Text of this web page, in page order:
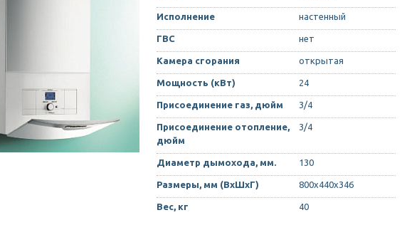
Исполнение настенный
ГВС нет
Камера сгорания открытая
Мощность (кВт) 24
Присоединение газ, дюйм 3/4
Присоединение отопление,
дюйм
3/4
Диаметр дымохода, мм. 130
Размеры, мм (ВхШхГ) 800х440х346
Вес, кг 40